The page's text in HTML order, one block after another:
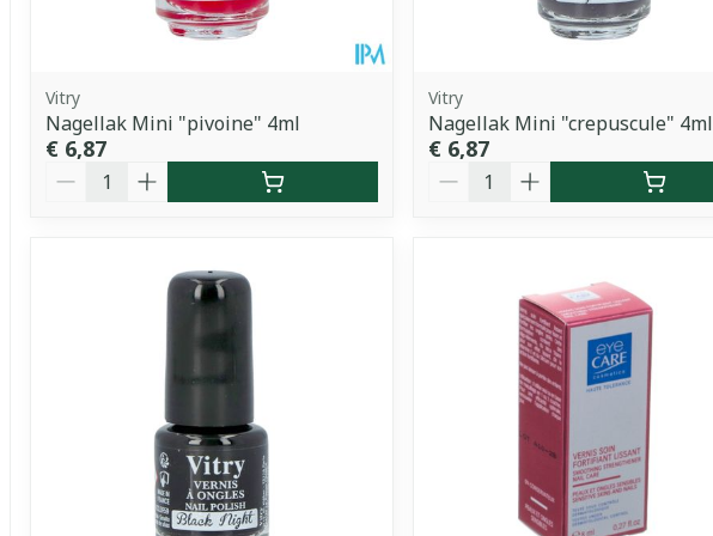
Vitry
Nagellak Mini "pivoine" 4ml
€ 6,87
Aantal
Vitry
Nagellak Mini "crepuscule" 4ml
€ 6,87
Aantal